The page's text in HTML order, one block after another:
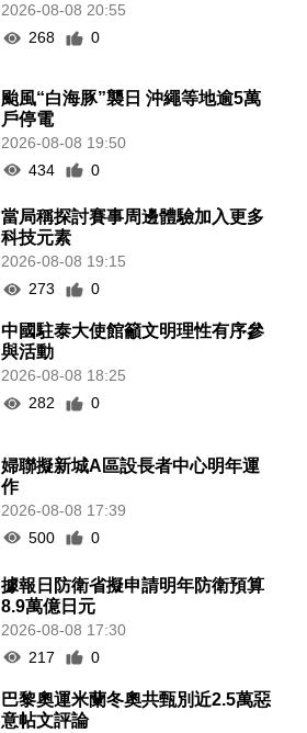
2026-08-08 20:55
268
0
颱風“白海豚”襲日 沖繩等地逾5萬
戶停電
2026-08-08 19:50
434
0
當局稱探討賽事周邊體驗加入更多
科技元素
2026-08-08 19:15
273
0
中國駐泰大使館籲文明理性有序參
與活動
2026-08-08 18:25
282
0
婦聯擬新城A區設長者中心明年運
作
2026-08-08 17:39
500
0
據報日防衛省擬申請明年防衛預算
8.9萬億日元
2026-08-08 17:30
217
0
巴黎奧運米蘭冬奧共甄別近2.5萬惡
意帖文評論